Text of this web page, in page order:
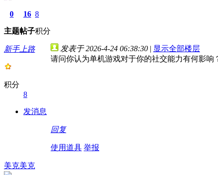
0
主题
16
帖子
8
积分
新手上路
积分
8
发消息
发表于 2026-4-24 06:38:30 | 显示全部楼层
请问你认为单机游戏对于你的社交能力有何影响
回复
使用道具 举报
美克美克